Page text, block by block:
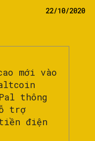
22/10/2020
mới vào
thông
trợ
điện